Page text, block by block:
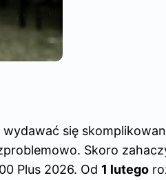
się
Skoro
Plus 2026. Od 1 lutego